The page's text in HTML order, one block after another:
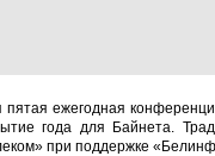
пятая ежегодная
года для Байнета.
при поддержке